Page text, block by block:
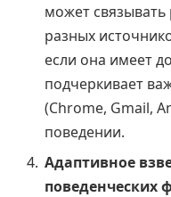
может
разных
если она имеет
подчеркивает
(Chrome, Gmail,
поведении.
Адаптивное
поведенческих